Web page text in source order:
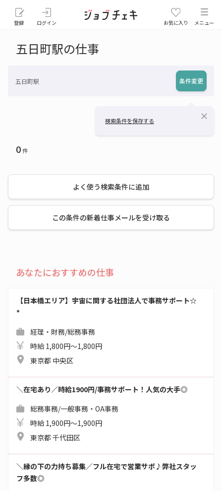
登録 ログイン お気に入り メニュー
五日町駅の仕事
五日町駅 条件変更
検索条件を保存する close
0件
よく使う検索条件に追加
この条件の新着仕事メールを受け取る
あなたにおすすめの仕事
【日本橋エリア】宇宙に関する社団法人で事務サポート☆
*
経理・財務/総務事務
時給 1,800円～1,800円
東京都 中央区
＼在宅あり／時給1900円/事務サポート！人気の大手◎
総務事務/一般事務・OA事務
時給 1,900円～1,900円
東京都 千代田区
＼縁の下の力持ち募集／フル在宅で営業サポ♪弊社スタッ
フ多数◎